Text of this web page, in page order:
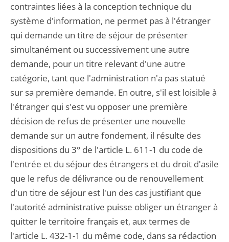
contraintes liées à la conception technique du
système d'information, ne permet pas à l'étranger
qui demande un titre de séjour de présenter
simultanément ou successivement une autre
demande, pour un titre relevant d'une autre
catégorie, tant que l'administration n'a pas statué
sur sa première demande. En outre, s'il est loisible à
l'étranger qui s'est vu opposer une première
décision de refus de présenter une nouvelle
demande sur un autre fondement, il résulte des
dispositions du 3° de l'article L. 611-1 du code de
l'entrée et du séjour des étrangers et du droit d'asile
que le refus de délivrance ou de renouvellement
d'un titre de séjour est l'un des cas justifiant que
l'autorité administrative puisse obliger un étranger à
quitter le territoire français et, aux termes de
l'article L. 432-1-1 du même code, dans sa rédaction